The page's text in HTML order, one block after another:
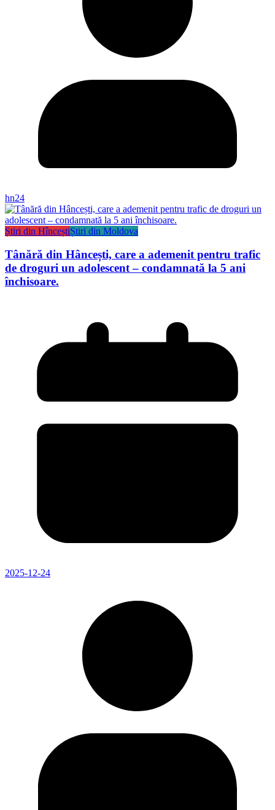
hn24
Știri din HînceștiȘtiri din Moldova
Tânără din Hâncești, care a ademenit pentru trafic
de droguri un adolescent – condamnată la 5 ani
închisoare.
2025-12-24